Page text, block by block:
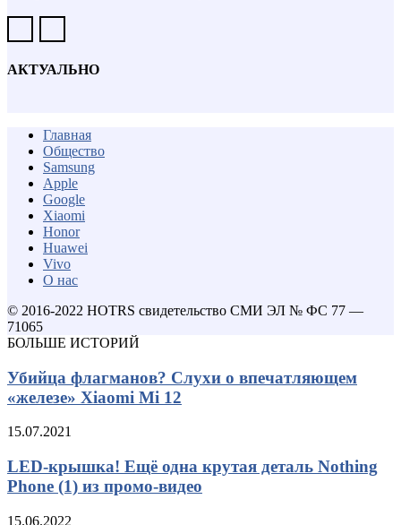
АКТУАЛЬНО
Главная
Общество
Samsung
Apple
Google
Xiaomi
Honor
Huawei
Vivo
О нас
© 2016-2022 HOTRS свидетельство СМИ ЭЛ № ФС 77 —
71065
БОЛЬШЕ ИСТОРИЙ
Убийца флагманов? Слухи о впечатляющем
«железе» Xiaomi Mi 12
15.07.2021
LED-крышка! Ещё одна крутая деталь Nothing
Phone (1) из промо-видео
15.06.2022